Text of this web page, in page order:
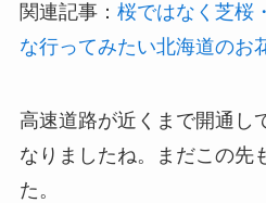
関連記事： 桜ではなく芝桜
な行ってみたい北海道のお
高速道路が近くまで開通し
なりましたね。まだこの先
た。